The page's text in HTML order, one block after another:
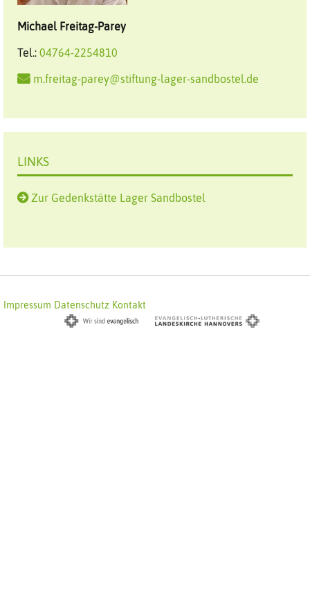
Michael Freitag-Parey
Tel.: 04764-2254810
m.freitag-parey@stiftung-lager-sandbostel.de
LINKS
Zur Gedenkstätte Lager Sandbostel
Impressum Datenschutz Kontakt